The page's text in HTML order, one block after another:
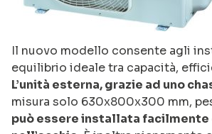
Il nuovo modello consente agli
equilibrio ideale tra capacità,
L’unità esterna, grazie ad uno
misura solo 630x800x300 mm,
può essere installata facilmente